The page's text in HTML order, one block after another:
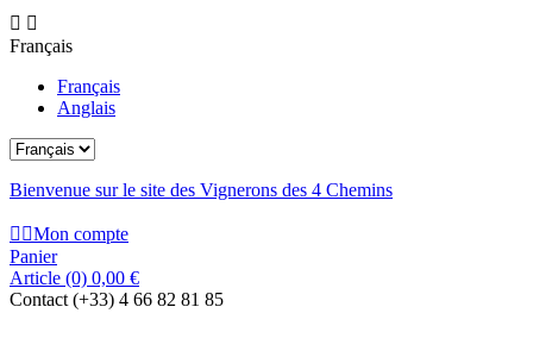
 
Français
Français
Anglais
Bienvenue sur le site des Vignerons des 4 Chemins
 Mon compte
Panier
Article (0) 0,00 €
Contact (+33) 4 66 82 81 85